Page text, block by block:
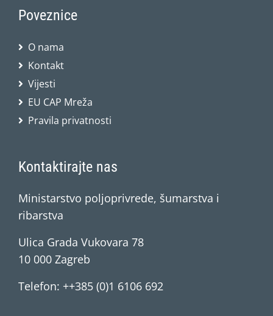
Poveznice
O nama
Kontakt
Vijesti
EU CAP Mreža
Pravila privatnosti
Kontaktirajte nas
Ministarstvo poljoprivrede, šumarstva i
ribarstva
Ulica Grada Vukovara 78
10 000 Zagreb
Telefon: ++385 (0)1 6106 692